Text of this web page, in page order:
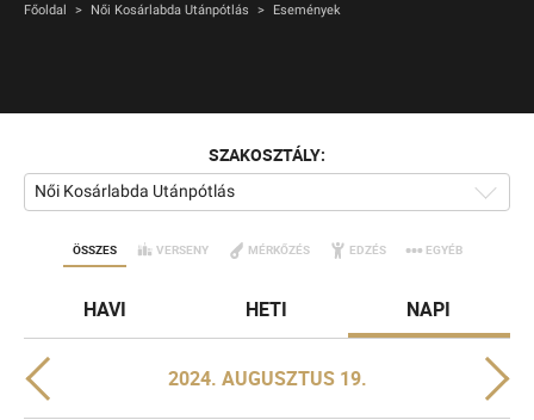
Főoldal > Női Kosárlabda Utánpótlás > Események
SZAKOSZTÁLY:
Női Kosárlabda Utánpótlás
ÖSSZES VERSENY MÉRKŐZÉS EDZÉS EGYÉB
HAVI HETI NAPI
2024. AUGUSZTUS 19.